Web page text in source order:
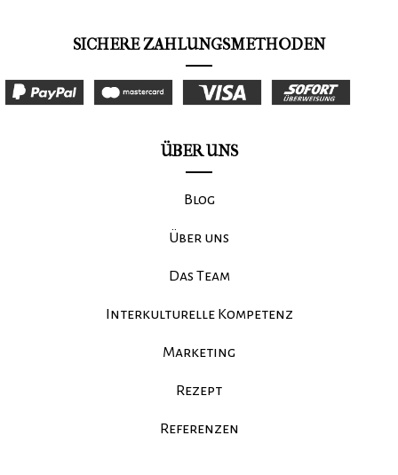
SICHERE ZAHLUNGSMETHODEN
ÜBER UNS
Blog
Über uns
Das Team
Interkulturelle Kompetenz
Marketing
Rezept
Referenzen